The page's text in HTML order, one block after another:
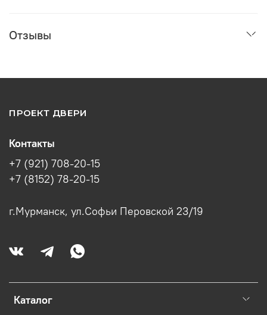
Отзывы
ПРОЕКТ ДВЕРИ
Каталог
Контакты
+7 (921) 708-20-15
+7 (8152) 78-20-15
г.Мурманск, ул.Софьи Перовской 23/19